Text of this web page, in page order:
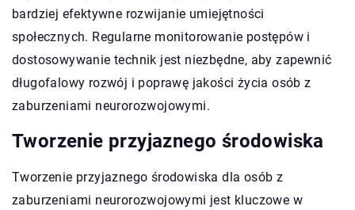
bardziej efektywne rozwijanie umiejętności
społecznych. Regularne monitorowanie postępów i
dostosowywanie technik jest niezbędne, aby zapewnić
długofalowy rozwój i poprawę jakości życia osób z
zaburzeniami neurorozwojowymi.
Tworzenie przyjaznego środowiska
Tworzenie przyjaznego środowiska dla osób z
zaburzeniami neurorozwojowymi jest kluczowe w